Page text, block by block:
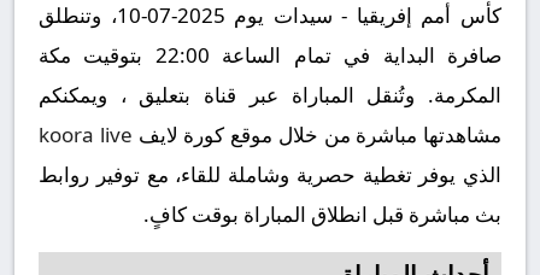
كأس أمم إفريقيا - سيدات يوم 2025-07-10، وتنطلق
صافرة البداية في تمام الساعة 22:00 بتوقيت مكة
المكرمة. وتُنقل المباراة عبر قناة بتعليق ، ويمكنكم
مشاهدتها مباشرة من خلال موقع كورة لايف koora live
الذي يوفر تغطية حصرية وشاملة للقاء، مع توفير روابط
بث مباشرة قبل انطلاق المباراة بوقت كافٍ.